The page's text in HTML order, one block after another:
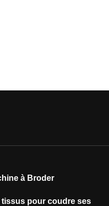
à Broder
pour coudre ses